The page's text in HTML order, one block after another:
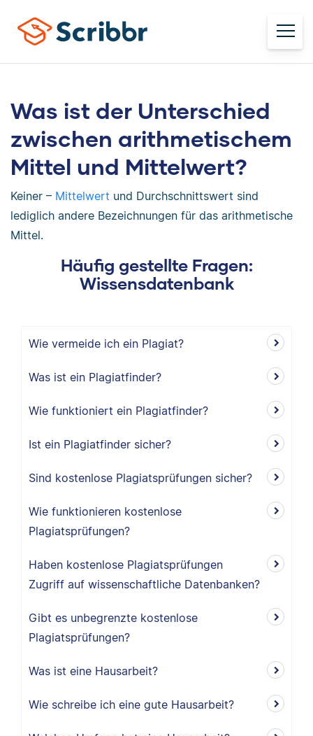
Was ist der Unterschied
zwischen arithmetischem
Mittel und Mittelwert?
Keiner – Mittelwert und Durchschnittswert sind
lediglich andere Bezeichnungen für das arithmetische
Mittel.
Häufig gestellte Fragen:
Wissensdatenbank
Wie vermeide ich ein Plagiat?
Was ist ein Plagiatfinder?
Wie funktioniert ein Plagiatfinder?
Ist ein Plagiatfinder sicher?
Sind kostenlose Plagiatsprüfungen sicher?
Wie funktionieren kostenlose
Plagiatsprüfungen?
Haben kostenlose Plagiatsprüfungen
Zugriff auf wissenschaftliche Datenbanken?
Gibt es unbegrenzte kostenlose
Plagiatsprüfungen?
Was ist eine Hausarbeit?
Wie schreibe ich eine gute Hausarbeit?